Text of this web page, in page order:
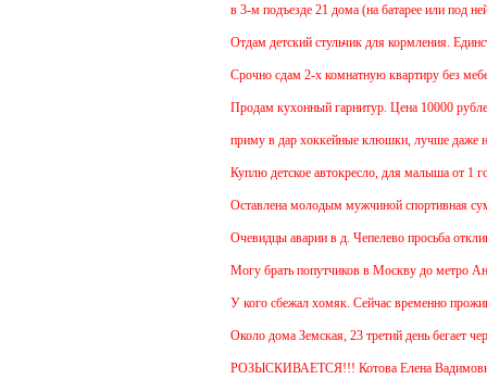
в 3-м подъезде 21 дома (на батарее или под
Отдам детский стульчик для кормления.
Срочно сдам 2-х комнатную квартиру без
Продам кухонный гарнитур. Цена 10000 рублей.
приму в дар хоккейные клюшки, лучше даже
Куплю детское автокресло, для малыша от 1 года.
Оставлена молодым мужчиной спортивная
Очевидцы аварии в д. Чепелево просьба
Могу брать попутчиков в Москву до метро
У кого сбежал хомяк. Сейчас временно
Около дома Земская, 23 третий день бегает
РОЗЫСКИВАЕТСЯ!!! Котова Елена